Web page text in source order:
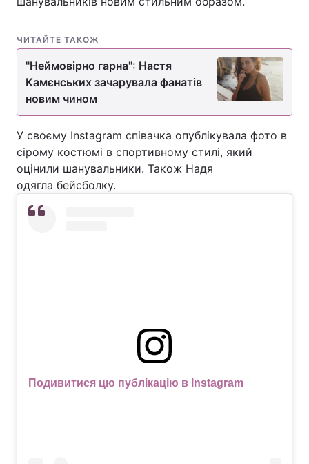
ЧИТАЙТЕ ТАКОЖ
"Неймовірно гарна": Настя
Камєнських зачарувала фанатів
новим чином
У своєму Instagram співачка опублікувала фото в
сірому костюмі в спортивному стилі, який
оцінили шанувальники. Також Надя
одягла бейсболку.
Подивитися цю публікацію в Instagram